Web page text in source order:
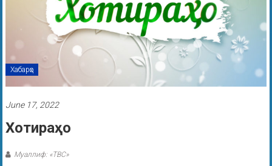
Хабарҳо
June 17, 2022
Хотираҳо
Муаллиф: «ТВС»